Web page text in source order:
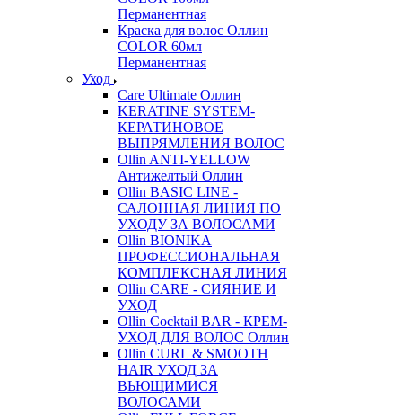
Перманентная
Краска для волос Оллин
COLOR 60мл
Перманентная
Уход
Care Ultimate Оллин
KERATINE SYSTEM-
КЕРАТИНОВОЕ
ВЫПРЯМЛЕНИЯ ВОЛОС
Ollin ANTI-YELLOW
Антижелтый Оллин
Ollin BASIC LINE -
САЛОННАЯ ЛИНИЯ ПО
УХОДУ ЗА ВОЛОСАМИ
Ollin BIONIKA
ПРОФЕССИОНАЛЬНАЯ
КОМПЛЕКСНАЯ ЛИНИЯ
Ollin CARE - СИЯНИЕ И
УХОД
Ollin Cocktail BAR - КРЕМ-
УХОД ДЛЯ ВОЛОС Оллин
Ollin CURL & SMOOTH
HAIR УХОД ЗА
ВЬЮЩИМИСЯ
ВОЛОСАМИ